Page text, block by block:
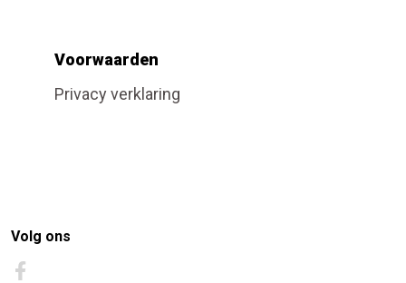
Voorwaarden
Privacy verklaring
Volg ons